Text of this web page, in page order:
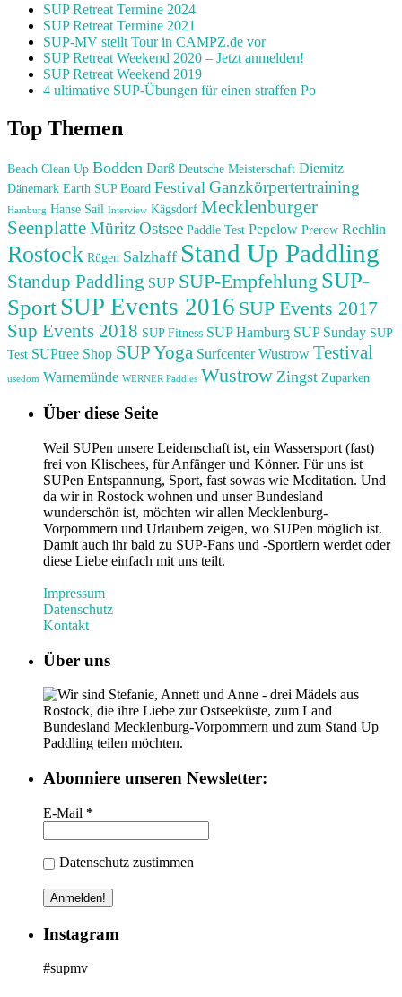
SUP Retreat Termine 2024
SUP Retreat Termine 2021
SUP-MV stellt Tour in CAMPZ.de vor
SUP Retreat Weekend 2020 – Jetzt anmelden!
SUP Retreat Weekend 2019
4 ultimative SUP-Übungen für einen straffen Po
Top Themen
Beach Clean Up Bodden Darß Deutsche Meisterschaft Diemitz
Dänemark Earth SUP Board Festival Ganzkörpertertraining
Hamburg Hanse Sail Interview Kägsdorf Mecklenburger
SeenplatteMüritzOstsee Paddle Test Pepelow Prerow Rechlin
Rostock Rügen Salzhaff Stand Up Paddling
Standup Paddling SUP SUP-Empfehlung SUP-
SportSUP Events 2016 SUP Events 2017
Sup Events 2018 SUP Fitness SUP Hamburg SUP Sunday SUP
Test SUPtree Shop SUP Yoga Surfcenter Wustrow Testival
usedom Warnemünde WERNER Paddles Wustrow Zingst Zuparken
Über diese Seite
Weil SUPen unsere Leidenschaft ist, ein Wassersport (fast)
frei von Klischees, für Anfänger und Könner. Für uns ist
SUPen Entspannung, Sport, fast sowas wie Meditation. Und
da wir in Rostock wohnen und unser Bundesland
wunderschön ist, möchten wir allen Mecklenburg-
Vorpommern und Urlaubern zeigen, wo SUPen möglich ist.
Damit auch ihr bald zu SUP-Fans und -Sportlern werdet oder
diese Liebe einfach mit uns teilt.
Impressum
Datenschutz
Kontakt
Über uns
Wir sind Stefanie, Annett und Anne - drei Mädels aus
Rostock, die ihre Liebe zur Ostseeküste, zum Land
Bundesland Mecklenburg-Vorpommern und zum Stand Up
Paddling teilen möchten.
Abonniere unseren Newsletter:
E-Mail *
Datenschutz zustimmen
Instagram
#supmv